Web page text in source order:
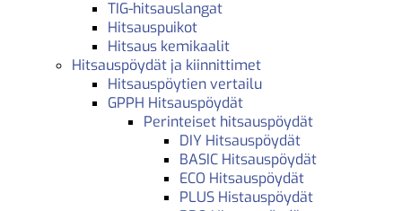
TIG-hitsauslangat
Hitsauspuikot
Hitsaus kemikaalit
Hitsauspöydät ja kiinnittimet
Hitsauspöytien vertailu
GPPH Hitsauspöydät
Perinteiset hitsauspöydät
DIY Hitsauspöydät
BASIC Hitsauspöydät
ECO Hitsauspöydät
PLUS Histauspöydät